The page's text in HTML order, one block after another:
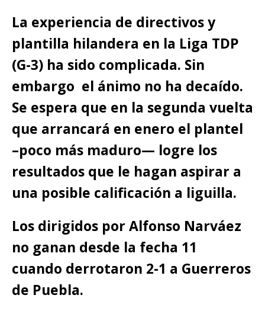
La experiencia de directivos y
plantilla hilandera en la Liga TDP
(G-3) ha sido complicada. Sin
embargo el ánimo no ha decaído.
Se espera que en la segunda vuelta
que arrancará en enero el plantel
–poco más maduro— logre los
resultados que le hagan aspirar a
una posible calificación a liguilla.
Los dirigidos por Alfonso Narváez
no ganan desde la fecha 11
cuando derrotaron 2-1 a Guerreros
de Puebla.